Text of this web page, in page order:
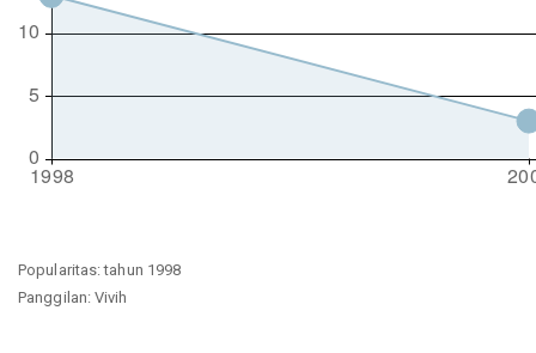
Popularitas: tahun 1998
Panggilan: Vivih